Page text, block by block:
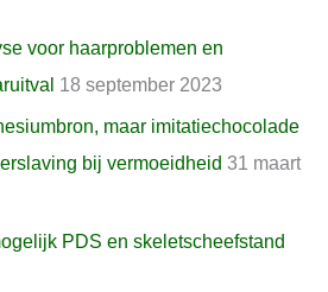
voor haarproblemen en
18 september 2023
maar imitatiechocolade
bij vermoeidheid 31 maart
PDS en skeletscheefstand